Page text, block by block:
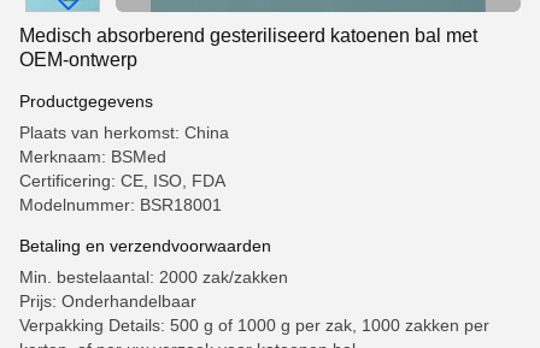
Medisch absorberend gesteriliseerd katoenen bal met
OEM-ontwerp
Productgegevens
Plaats van herkomst: China
Merknaam: BSMed
Certificering: CE, ISO, FDA
Modelnummer: BSR18001
Betaling en verzendvoorwaarden
Min. bestelaantal: 2000 zak/zakken
Prijs: Onderhandelbaar
Verpakking Details: 500 g of 1000 g per zak, 1000 zakken per